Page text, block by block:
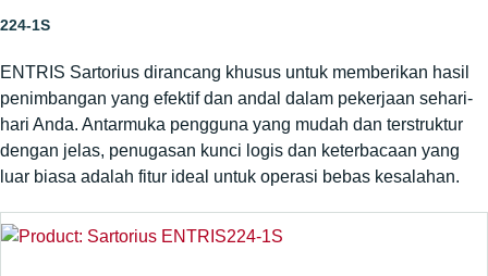
224-1S
ENTRIS Sartorius dirancang khusus untuk memberikan hasil
penimbangan yang efektif dan andal dalam pekerjaan sehari-
hari Anda. Antarmuka pengguna yang mudah dan terstruktur
dengan jelas, penugasan kunci logis dan keterbacaan yang
luar biasa adalah fitur ideal untuk operasi bebas kesalahan.